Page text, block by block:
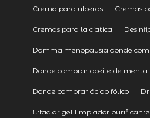
Crema para ulceras Cremas
Cremas para la ciatica
Domma menopausia donde
Donde comprar aceite de menta
Donde comprar ácido fólico
Effaclar gel limpiador purificante